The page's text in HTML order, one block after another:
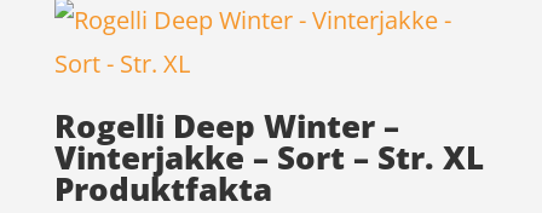
Rogelli Deep Winter –
Vinterjakke – Sort – Str. XL
Produktfakta